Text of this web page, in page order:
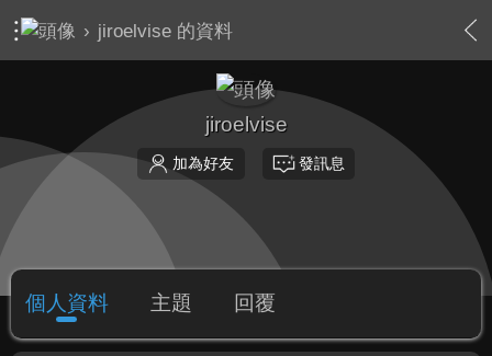
› jiroelvise 的資料
jiroelvise
加為好友 發訊息
個人資料 主題 回覆